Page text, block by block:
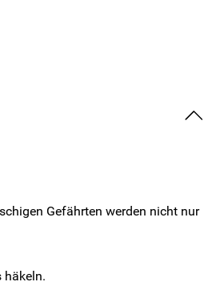
Gefährten werden nicht nur
häkeln.